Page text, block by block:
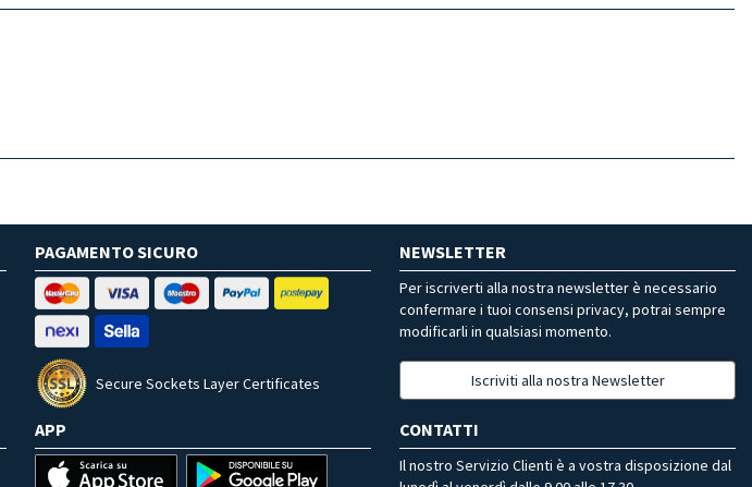
PAGAMENTO SICURO
Secure Sockets Layer Certificates
NEWSLETTER
Per iscriverti alla nostra newsletter è necessario
confermare i tuoi consensi privacy, potrai sempre
modificarli in qualsiasi momento.
Iscriviti alla nostra Newsletter
APP CONTATTI
Il nostro Servizio Clienti è a vostra disposizione dal